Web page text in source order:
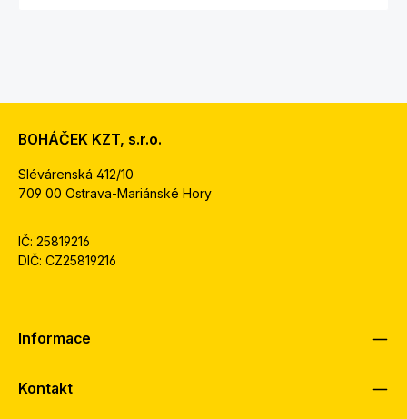
BOHÁČEK KZT, s.r.o.
Slévárenská 412/10
709 00 Ostrava-Mariánské Hory
IČ: 25819216
DIČ: CZ25819216
Informace
Kontakt